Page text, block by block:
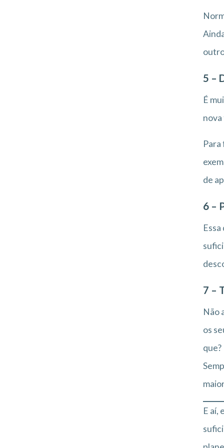
5 –
É
nova
Para
de
6 –
7 –
Não
os
que?
E aí,